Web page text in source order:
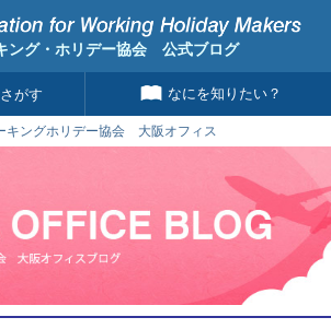
ング・ホリデー協会 公式ブログ
がす なにを知りたい？
キングホリデー協会 大阪オフィス